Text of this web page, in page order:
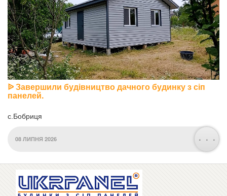
ᐉ Завершили будівництво дачного будинку з сіп
панелей.
с.Бобриця
08 ЛИПНЯ 2026 . . .